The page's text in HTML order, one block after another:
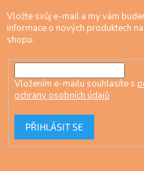
Vložte svůj e-mail a my vám
informace o nových produktech
shopu.
Vložením e-mailu souhlasíte s
ochrany osobních údajů
PŘIHLÁSIT SE